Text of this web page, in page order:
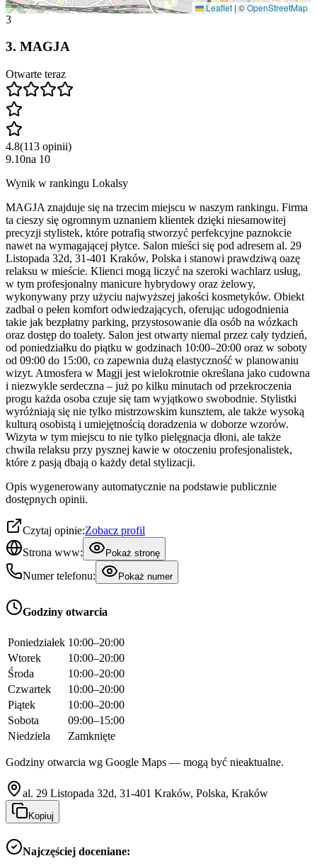
Leaflet | ©OpenStreetMap
3
3. MAGJA
Otwarte teraz
4.8(113 opinii)
9.10na 10
Wynik w rankingu Lokalsy
MAGJA znajduje się na trzecim miejscu w naszym rankingu. Firma
ta cieszy się ogromnym uznaniem klientek dzięki niesamowitej
precyzji stylistek, które potrafią stworzyć perfekcyjne paznokcie
nawet na wymagającej płytce. Salon mieści się pod adresem al. 29
Listopada 32d, 31-401 Kraków, Polska i stanowi prawdziwą oazę
relaksu w mieście. Klienci mogą liczyć na szeroki wachlarz usług,
w tym profesjonalny manicure hybrydowy oraz żelowy,
wykonywany przy użyciu najwyższej jakości kosmetyków. Obiekt
zadbał o pełen komfort odwiedzających, oferując udogodnienia
takie jak bezpłatny parking, przystosowanie dla osób na wózkach
oraz dostęp do toalety. Salon jest otwarty niemal przez cały tydzień,
od poniedziałku do piątku w godzinach 10:00–20:00 oraz w soboty
od 09:00 do 15:00, co zapewnia dużą elastyczność w planowaniu
wizyt. Atmosfera w Magji jest wielokrotnie określana jako cudowna
i niezwykle serdeczna – już po kilku minutach od przekroczenia
progu każda osoba czuje się tam wyjątkowo swobodnie. Stylistki
wyróżniają się nie tylko mistrzowskim kunsztem, ale także wysoką
kulturą osobistą i umiejętnością doradzenia w doborze wzorów.
Wizyta w tym miejscu to nie tylko pielęgnacja dłoni, ale także
chwila relaksu przy pysznej kawie w otoczeniu profesjonalistek,
które z pasją dbają o każdy detal stylizacji.
Opis wygenerowany automatycznie na podstawie publicznie
dostępnych opinii.
Czytaj opinie:Zobacz profil
Strona www:
Pokaż stronę
Numer telefonu: Pokaż numer
Godziny otwarcia
Poniedziałek 10:00–20:00
Wtorek
10:00–20:00
Środa
10:00–20:00
Czwartek
10:00–20:00
Piątek
10:00–20:00
Sobota
09:00–15:00
Niedziela
Zamknięte
Godziny otwarcia wg Google Maps — mogą być nieaktualne.
al. 29 Listopada 32d, 31-401 Kraków, Polska, Kraków
Kopiuj
Najczęściej doceniane: